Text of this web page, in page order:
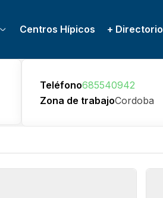
Centros Hípicos + Directorio
Teléfono685540942
Zona de trabajoCordoba